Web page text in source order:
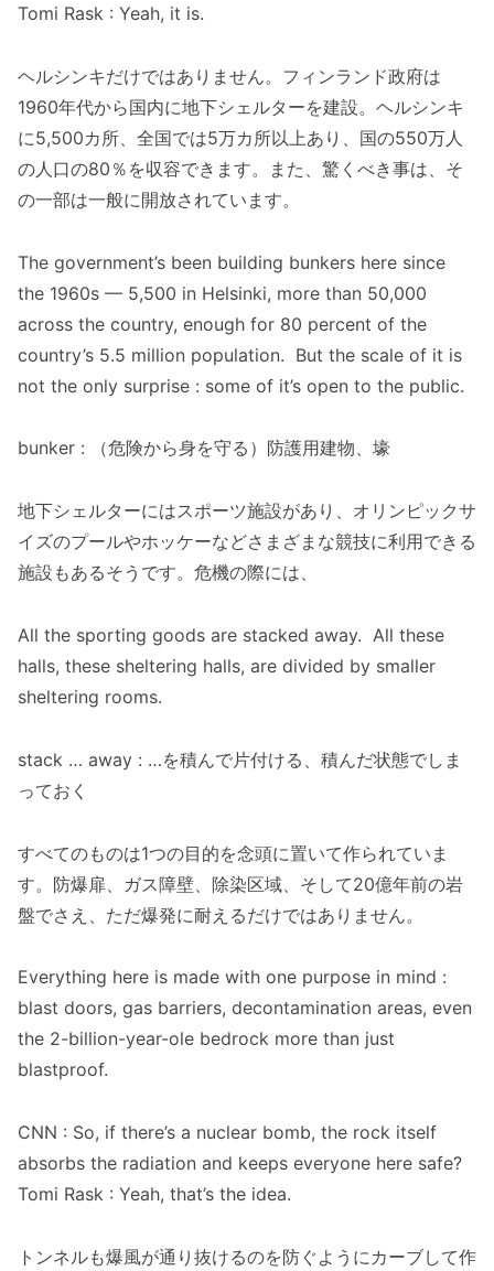
Tomi Rask : Yeah, it is.
ヘルシンキだけではありません。フィンランド政府は
1960年代から国内に地下シェルターを建設。ヘルシンキ
に5,500カ所、全国では5万カ所以上あり、国の550万人
の人口の80％を収容できます。また、驚くべき事は、そ
の一部は一般に開放されています。
The government’s been building bunkers here since
the 1960s — 5,500 in Helsinki, more than 50,000
across the country, enough for 80 percent of the
country’s 5.5 million population. But the scale of it is
not the only surprise : some of it’s open to the public.
bunker : （危険から身を守る）防護用建物、壕
地下シェルターにはスポーツ施設があり、オリンピックサ
イズのプールやホッケーなどさまざまな競技に利用できる
施設もあるそうです。危機の際には、
All the sporting goods are stacked away. All these
halls, these sheltering halls, are divided by smaller
sheltering rooms.
stack … away : …を積んで片付ける、積んだ状態でしま
っておく
すべてのものは1つの目的を念頭に置いて作られていま
す。防爆扉、ガス障壁、除染区域、そして20億年前の岩
盤でさえ、ただ爆発に耐えるだけではありません。
Everything here is made with one purpose in mind :
blast doors, gas barriers, decontamination areas, even
the 2-billion-year-ole bedrock more than just
blastproof.
CNN : So, if there’s a nuclear bomb, the rock itself
absorbs the radiation and keeps everyone here safe?
Tomi Rask : Yeah, that’s the idea.
トンネルも爆風が通り抜けるのを防ぐようにカーブして作